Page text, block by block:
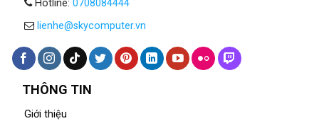
Hotline: 0708084444
lienhe@skycomputer.vn
THÔNG TIN
Giới thiệu